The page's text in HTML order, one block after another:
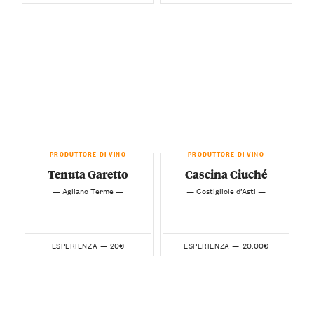
PRODUTTORE DI VINO
Tenuta Garetto
— Agliano Terme —
ESPERIENZA — 20€
PRODUTTORE DI VINO
Cascina Ciuché
— Costigliole d’Asti —
ESPERIENZA — 20.00€